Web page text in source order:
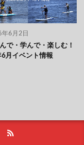
年6月2日
で・学んで・楽しむ！
月イベント情報